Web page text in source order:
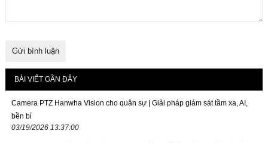
BÀI VIẾT GẦN ĐÂY
Camera PTZ Hanwha Vision cho quân sự | Giải pháp giám sát tầm xa, AI,
bền bỉ
03/19/2026 13:37:00